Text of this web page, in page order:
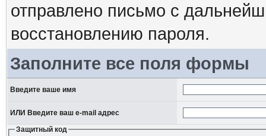
отправлено письмо с
восстановлению пароля.
Заполните все поля формы
Введите ваше имя
ИЛИ Введите ваш e-mail адрес
Защитный код